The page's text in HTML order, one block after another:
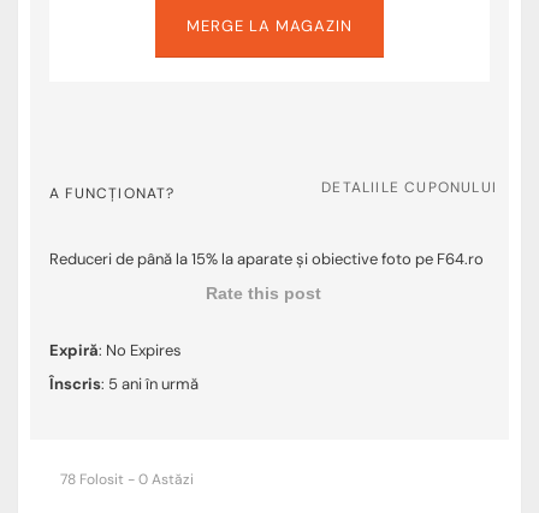
MERGE LA MAGAZIN
A FUNCȚIONAT? DETALIILE CUPONULUI
Reduceri de până la 15% la aparate și obiective foto pe F64.ro
Rate this post
Expiră: No Expires
Înscris: 5 ani în urmă
78 Folosit - 0 Astăzi